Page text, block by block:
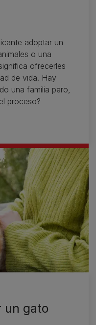
adoptar un
o una
ofrecerles
de vida. Hay
una familia pero,
proceso?
un gato